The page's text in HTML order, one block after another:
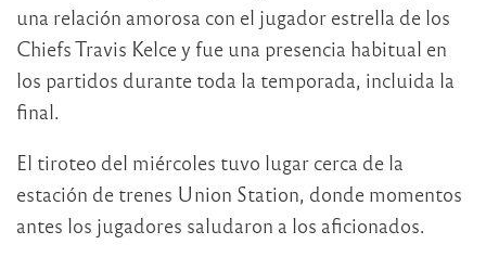
una relación amorosa con el jugador estrella de los
Chiefs Travis Kelce y fue una presencia habitual en
los partidos durante toda la temporada, incluida la
final.
El tiroteo del miércoles tuvo lugar cerca de la
estación de trenes Union Station, donde momentos
antes los jugadores saludaron a los aficionados.